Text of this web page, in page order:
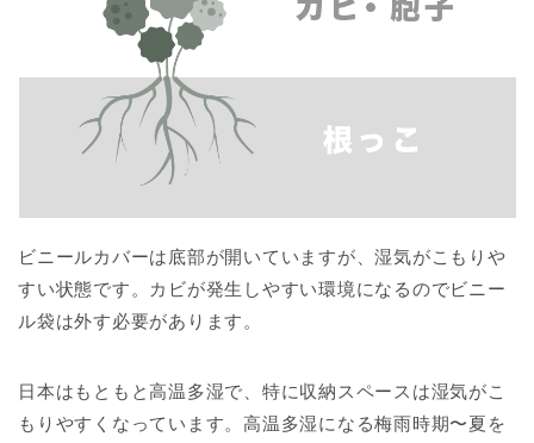
ビニールカバーは底部が開いていますが、湿気がこもりや
すい状態です。カビが発生しやすい環境になるのでビニー
ル袋は外す必要があります。
日本はもともと高温多湿で、特に収納スペースは湿気がこ
もりやすくなっています。高温多湿になる梅雨時期〜夏を